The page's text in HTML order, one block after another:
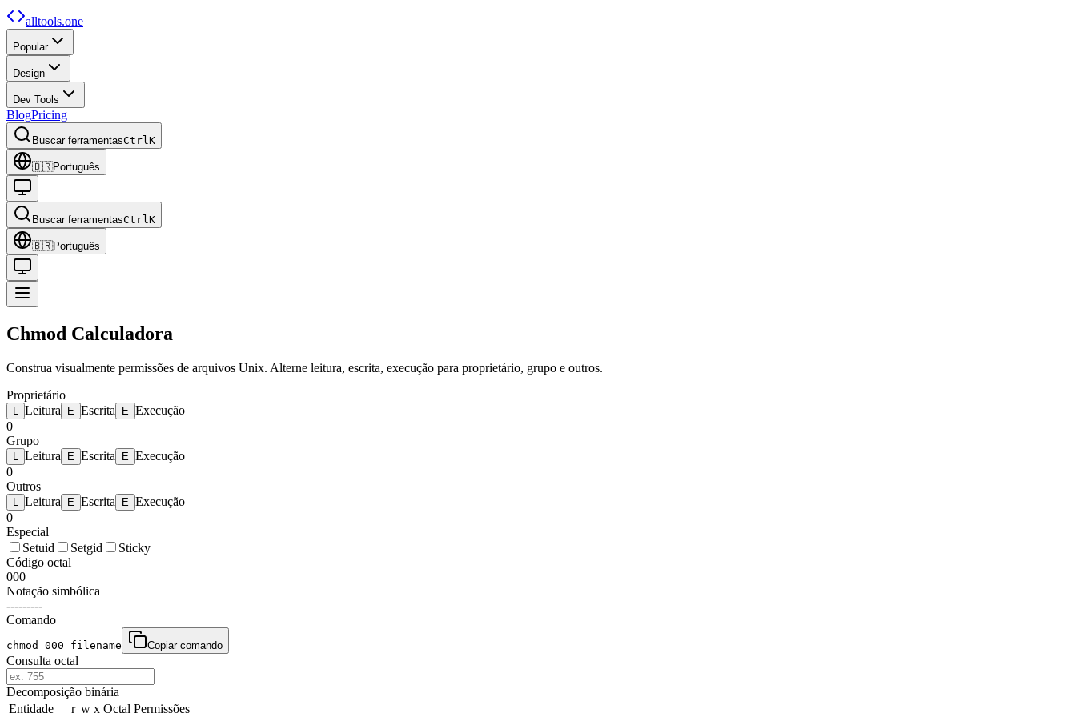
alltools.one
Popular
Design
Dev Tools
BlogPricing
Buscar ferramentasCtrlK
🇧🇷Português
Buscar ferramentasCtrlK
🇧🇷Português
Chmod Calculadora
Construa visualmente permissões de arquivos Unix. Alterne leitura, escrita, execução para proprietário, grupo e outros.
Proprietário
Leitura E Escrita E Execução
0
Grupo
Leitura E Escrita E Execução
0
Outros
Leitura E Escrita E Execução
0
Especial
Setuid
Setgid
Sticky
Código octal
000
Notação simbólica
---------
Comando
chmod 000 filename Copiar comando
Consulta octal
Decomposição binária
Entidade
r w x Octal Permissões